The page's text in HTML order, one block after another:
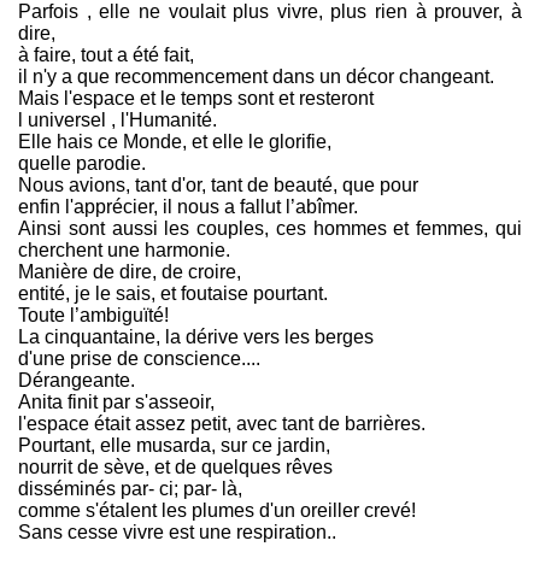
Parfois , elle ne voulait plus vivre, plus rien à prouver, à
dire,
à faire, tout a été fait,
il n'y a que recommencement dans un décor changeant.
Mais l'espace et le temps sont et resteront
l universel , l'Humanité.
Elle hais ce Monde, et elle le glorifie,
quelle parodie.
Nous avions, tant d'or, tant de beauté, que pour
enfin l'apprécier, il nous a fallut l’abîmer.
Ainsi sont aussi les couples, ces hommes et femmes, qui
cherchent une harmonie.
Manière de dire, de croire,
entité, je le sais, et foutaise pourtant.
Toute l’ambiguïté!
La cinquantaine, la dérive vers les berges
d'une prise de conscience....
Dérangeante.
Anita finit par s'asseoir,
l'espace était assez petit, avec tant de barrières.
Pourtant, elle musarda, sur ce jardin,
nourrit de sève, et de quelques rêves
disséminés par- ci; par- là,
comme s'étalent les plumes d'un oreiller crevé!
Sans cesse vivre est une respiration..